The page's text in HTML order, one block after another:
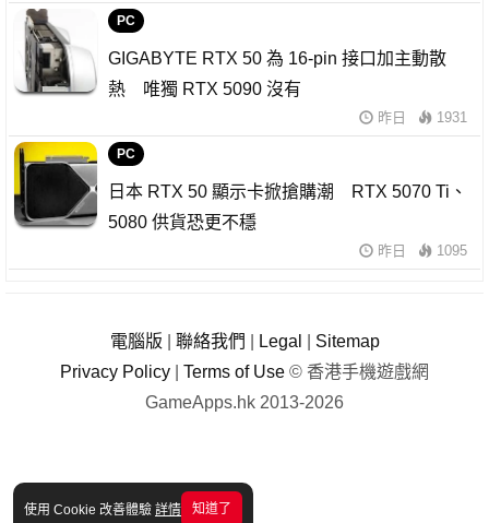
使用 Cookie 改善體驗 詳情 知道了
PC
GIGABYTE RTX 50 為 16-pin 接口加主動散
熱 唯獨 RTX 5090 沒有
昨日 1931
PC
日本 RTX 50 顯示卡掀搶購潮 RTX 5070 Ti、
5080 供貨恐更不穩
昨日 1095
電腦版 聯絡我們 Legal
Sitemap
Privacy Policy
Terms of Use © 香港手機遊戲網
GameApps.hk 2013-2026